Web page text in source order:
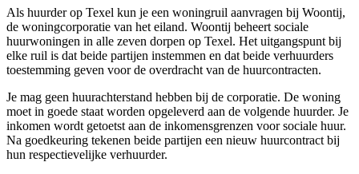
Als huurder op Texel kun je een woningruil aanvragen bij Woontij,
de woningcorporatie van het eiland. Woontij beheert sociale
huurwoningen in alle zeven dorpen op Texel. Het uitgangspunt bij
elke ruil is dat beide partijen instemmen en dat beide verhuurders
toestemming geven voor de overdracht van de huurcontracten.
Je mag geen huurachterstand hebben bij de corporatie. De woning
moet in goede staat worden opgeleverd aan de volgende huurder. Je
inkomen wordt getoetst aan de inkomensgrenzen voor sociale huur.
Na goedkeuring tekenen beide partijen een nieuw huurcontract bij
hun respectievelijke verhuurder.